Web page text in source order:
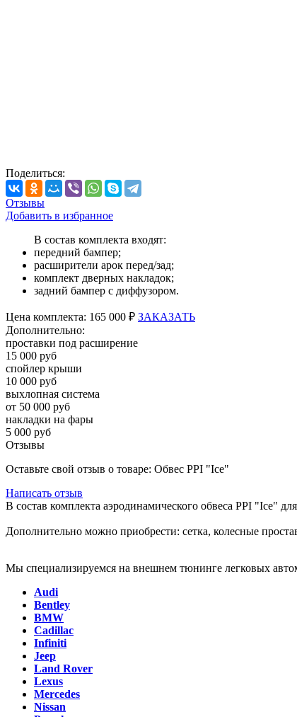
Поделиться:
Отзывы
Добавить в избранное
В состав комплекта входят:
передний бампер;
расширители арок перед/зад;
комплект дверных накладок;
задний бампер с диффузором.
Цена комплекта: 165 000 ₽ ЗАКАЗАТЬ
Дополнительно:
проставки под расширение
15 000 руб
спойлер крыши
10 000 руб
выхлопная система
от 50 000 руб
накладки на фары
5 000 руб
Отзывы
Оставьте свой отзыв о товаре: Обвес PPI "Ice"
Написать отзыв
В состав комплекта аэродинамического обвеса PPI "Ice"
Дополнительно можно приобрести: сетка, колесные
Мы специализируемся на внешнем тюнинге легковых
Audi
Bentley
BMW
Cadillac
Infiniti
Jeep
Land Rover
Lexus
Mercedes
Nissan